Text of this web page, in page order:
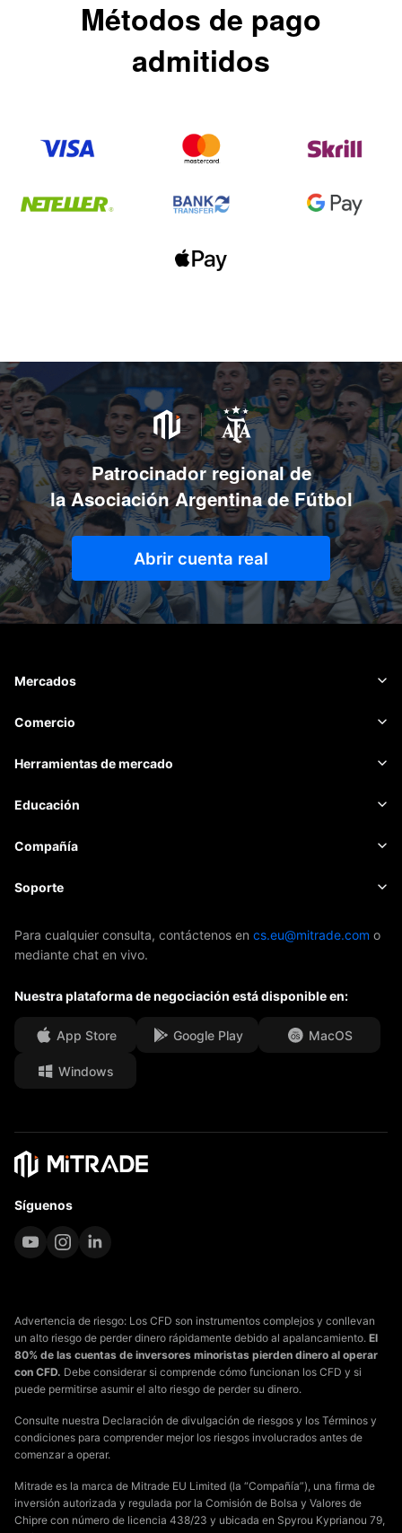
Métodos de pago
admitidos
Patrocinador regional de
la Asociación Argentina de Fútbol
Abrir cuenta real
Mercados
Forex
Materias primas
Comercio
Plataforma de trading
Gestión de riesgo
Herramientas de mercado
Calendario económico
Noticias
Educación
Básica
EBook
Compañía
Sobre Mitrade
Nuestros premios
Centro de medios
Oportunidades de Carrera
Documentos Legales
Soporte
Centro de ayuda
F.A.Q.
Para cualquier consulta, contáctenos en cs.eu@mitrade.com o
mediante chat en vivo.
Nuestra plataforma de negociación está disponible en:
App Store Google Play MacOS
Windows
Síguenos
Advertencia de riesgo: Los CFD son instrumentos complejos y conllevan
un alto riesgo de perder dinero rápidamente debido al apalancamiento. El
80% de las cuentas de inversores minoristas pierden dinero al operar
con CFD. Debe considerar si comprende cómo funcionan los CFD y si
puede permitirse asumir el alto riesgo de perder su dinero.
Consulte nuestra Declaración de divulgación de riesgos y los Términos y
condiciones para comprender mejor los riesgos involucrados antes de
comenzar a operar.
Mitrade es la marca de Mitrade EU Limited (la “Compañía”), una firma de
inversión autorizada y regulada por la Comisión de Bolsa y Valores de
Chipre con número de licencia 438/23 y ubicada en Spyrou Kyprianou 79,